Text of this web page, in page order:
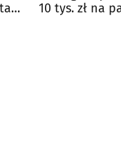
10 tys. zł na